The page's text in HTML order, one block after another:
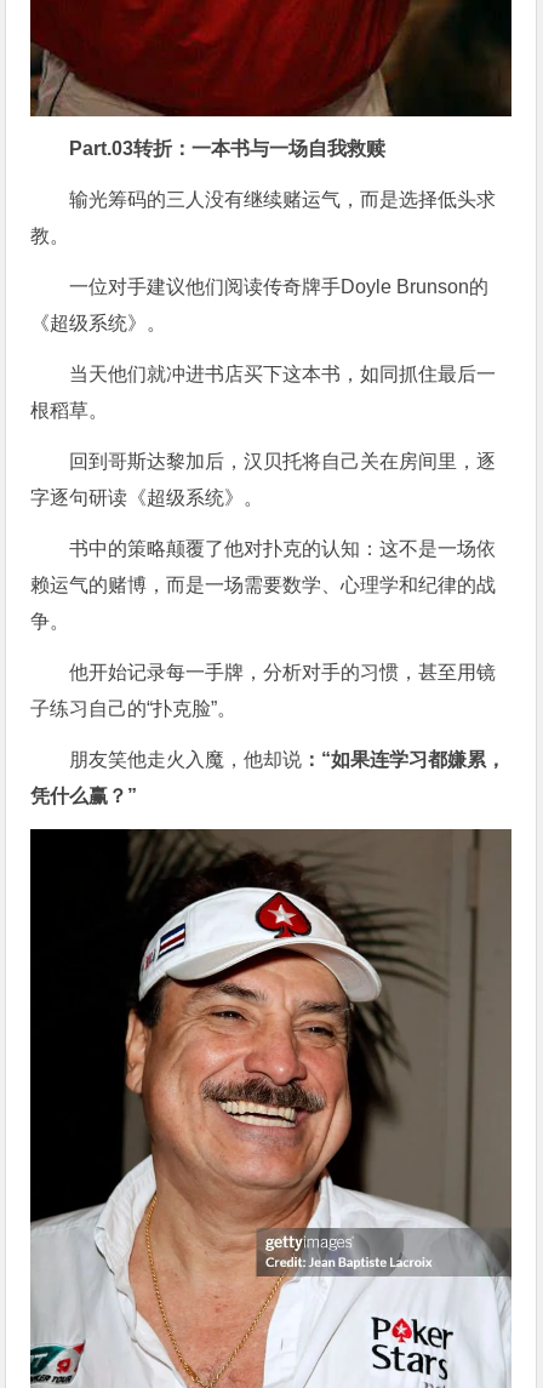
Part.03转折：一本书与一场自我救赎
输光筹码的三人没有继续赌运气，而是选择低头求
教。
一位对手建议他们阅读传奇牌手Doyle Brunson的
《超级系统》。
当天他们就冲进书店买下这本书，如同抓住最后一
根稻草。
回到哥斯达黎加后，汉贝托将自己关在房间里，逐
字逐句研读《超级系统》。
书中的策略颠覆了他对扑克的认知：这不是一场依
赖运气的赌博，而是一场需要数学、心理学和纪律的战
争。
他开始记录每一手牌，分析对手的习惯，甚至用镜
子练习自己的“扑克脸”。
朋友笑他走火入魔，他却说 ：“如果连学习都嫌累，
凭什么赢？”